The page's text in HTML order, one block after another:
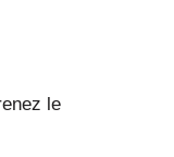
le